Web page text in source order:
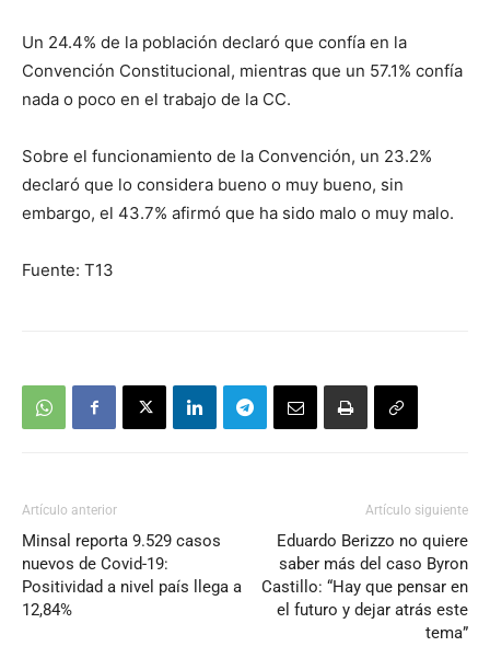
Un 24.4% de la población declaró que confía en la
Convención Constitucional, mientras que un 57.1% confía
nada o poco en el trabajo de la CC.
Sobre el funcionamiento de la Convención, un 23.2%
declaró que lo considera bueno o muy bueno, sin
embargo, el 43.7% afirmó que ha sido malo o muy malo.
Fuente: T13
Artículo anterior
Minsal reporta 9.529 casos
nuevos de Covid-19:
Positividad a nivel país llega a
12,84%
Artículo siguiente
Eduardo Berizzo no quiere
saber más del caso Byron
Castillo: “Hay que pensar en
el futuro y dejar atrás este
tema”